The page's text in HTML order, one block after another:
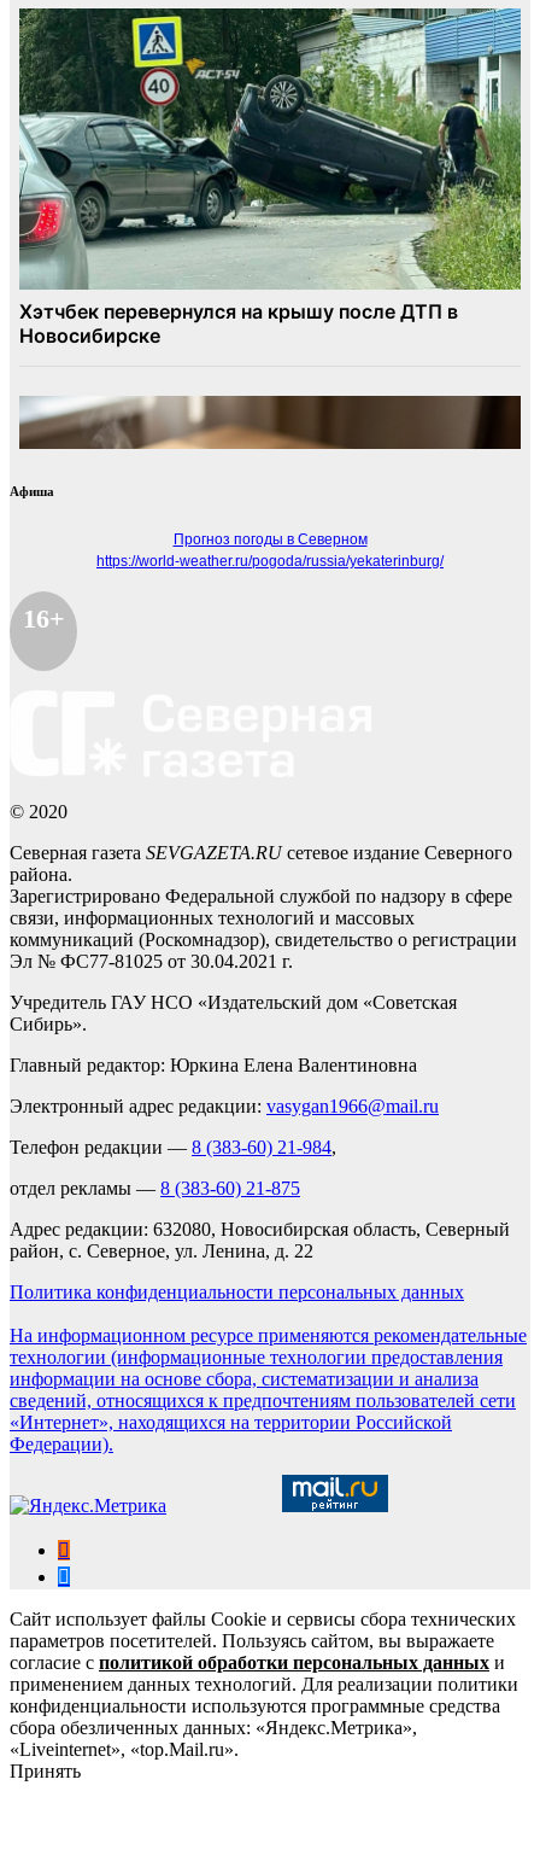
Афиша
Прогноз погоды в Северном
https://world-weather.ru/pogoda/russia/yekaterinburg/
16+
© 2020
Северная газета SEVGAZETA.RUсетевое издание Северного
района.
Зарегистрировано Федеральной службой по надзору в сфере
связи, информационных технологий и массовых
коммуникаций (Роскомнадзор), свидетельство о регистрации
Эл № ФС77-81025 от 30.04.2021 г.
Учредитель ГАУ НСО «Издательский дом «Советская
Сибирь».
Главный редактор: Юркина Елена Валентиновна
Электронный адрес редакции: vasygan1966@mail.ru
Телефон редакции — 8 (383-60) 21-984,
отдел рекламы — 8 (383-60) 21-875
Адрес редакции: 632080, Новосибирская область, Северный
район, с. Северное, ул. Ленина, д. 22
Политика конфиденциальности персональных данных
На информационном ресурсе применяются рекомендательные
технологии (информационные технологии предоставления
информации на основе сбора, систематизации и анализа
сведений, относящихся к предпочтениям пользователей сети
«Интернет», находящихся на территории Российской
Федерации).
Сайт использует файлы Cookie и сервисы сбора технических
параметров посетителей. Пользуясь сайтом, вы выражаете
согласие с политикой обработки персональных данных и
применением данных технологий. Для реализации политики
конфиденциальности используются программные средства
сбора обезличенных данных: «Яндекс.Метрика»,
«Liveinternet», «top.Mail.ru».
Принять